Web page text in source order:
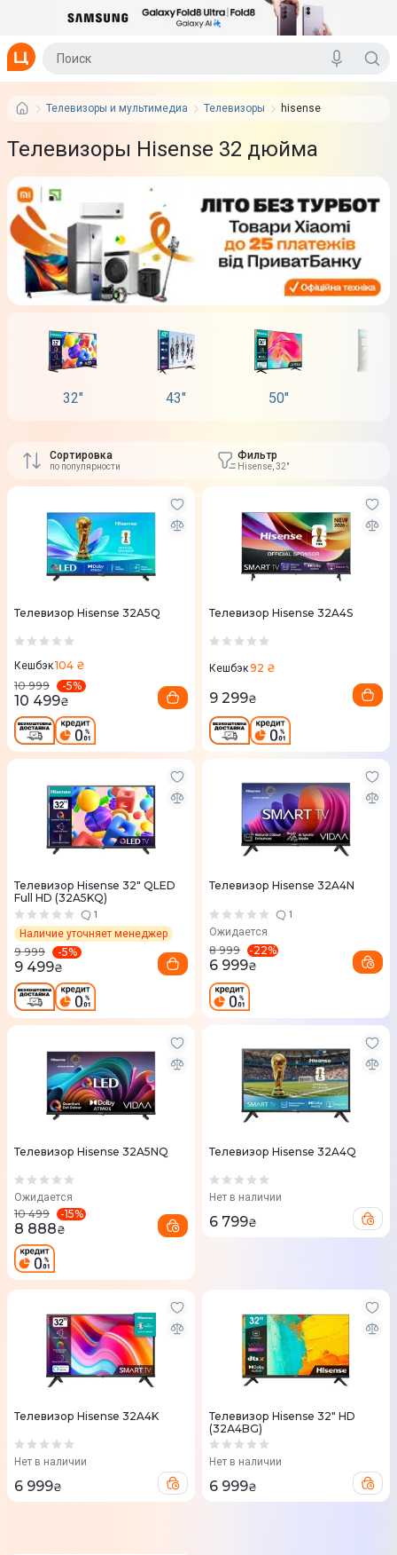
Телевизоры и мультимедиа Телевизоры hisense
Телевизоры Hisense 32 дюйма
32" 43" 50"
Сортировка
по популярности
Фильтр
Hisense, 32"
Телевизор Hisense 32A5Q
Кешбэк104 ₴
10 999
-5%
10 499₴
Телевизор Hisense 32A4S
Кешбэк92 ₴
9 299₴
Телевизор Hisense 32" QLED
Full HD (32A5KQ)
1
Наличие уточняет менеджер
9 999 -5%
9 499₴
Телевизор Hisense 32A4N
1
Ожидается
8 999 -22%
6 999₴
Телевизор Hisense 32A5NQ
Ожидается
10 499 -15%
8 888₴
Телевизор Hisense 32A4Q
Нет в наличии
6 799₴
Телевизор Hisense 32A4K
Нет в наличии
6 999₴
Телевизор Hisense 32" HD
(32А4BG)
Нет в наличии
6 999₴